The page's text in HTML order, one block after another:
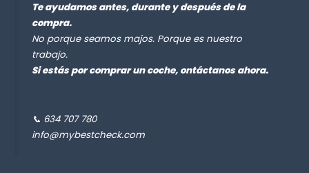
Te ayudamos antes, durante y después de la
compra.
No porque seamos majos. Porque es nuestro
trabajo.
Si estás por comprar un coche, ontáctanos ahora.
📞 634 707 780
info@mybestcheck.com